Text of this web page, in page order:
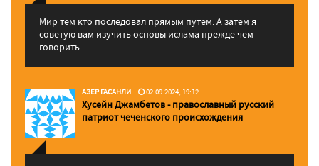
Мир тем кто последовал прямым путем. А затем я
советую вам изучить основы ислама прежде чем
говорить...
АЗЕР ГАСАНЛИ 02.09.2024, 19:12
Хусейн Джамбетов - православный русский
патриот чеченского происхождения